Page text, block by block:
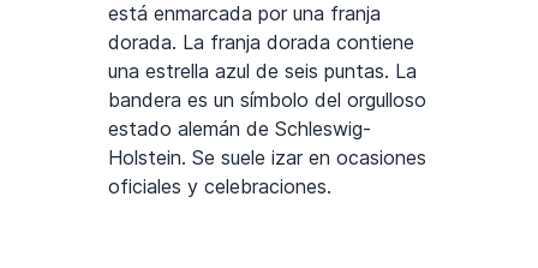
está enmarcada por una franja
dorada. La franja dorada contiene
una estrella azul de seis puntas. La
bandera es un símbolo del orgulloso
estado alemán de Schleswig-
Holstein. Se suele izar en ocasiones
oficiales y celebraciones.